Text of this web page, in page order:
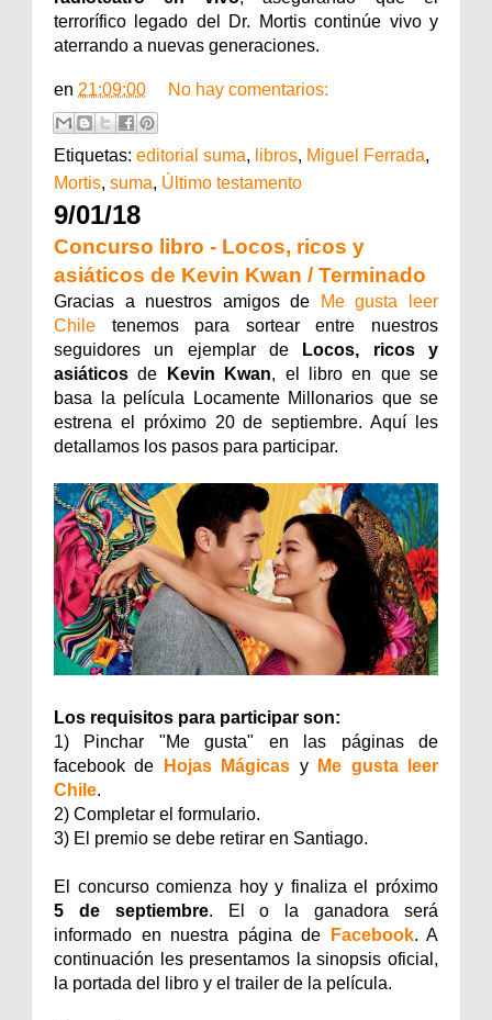
terrorífico legado del Dr. Mortis continúe vivo y
aterrando a nuevas generaciones.
en 21:09:00 No hay comentarios:
Etiquetas: editorial suma, libros, Miguel Ferrada,
Mortis, suma, Último testamento
9/01/18
Concurso libro - Locos, ricos y
asiáticos de Kevin Kwan / Terminado
Gracias a nuestros amigos de
Me gusta leer
Chile tenemos para sortear entre nuestros
seguidores un ejemplar de
Locos, ricos y
asiáticos de Kevin Kwan, el libro en que se
basa la película Locamente Millonarios que se
estrena el próximo 20 de septiembre. Aquí les
detallamos los pasos para participar.
Los requisitos para participar son:
1) Pinchar "Me gusta" en las páginas de
facebook de
Hojas Mágicas y
Me gusta leer
Chile.
2) Completar el formulario.
3) El premio se debe retirar en Santiago.
El concurso comienza hoy y finaliza el próximo
5 de septiembre. El o la ganadora será
informado en nuestra página de
Facebook. A
continuación les presentamos la sinopsis oficial,
la portada del libro y el trailer de la película.